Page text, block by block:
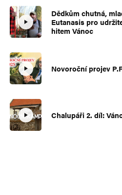
Dědkům chutná,
Eutanasis pro
hitem Vánoc
Novoroční projev
Chalupáři 2. díl: